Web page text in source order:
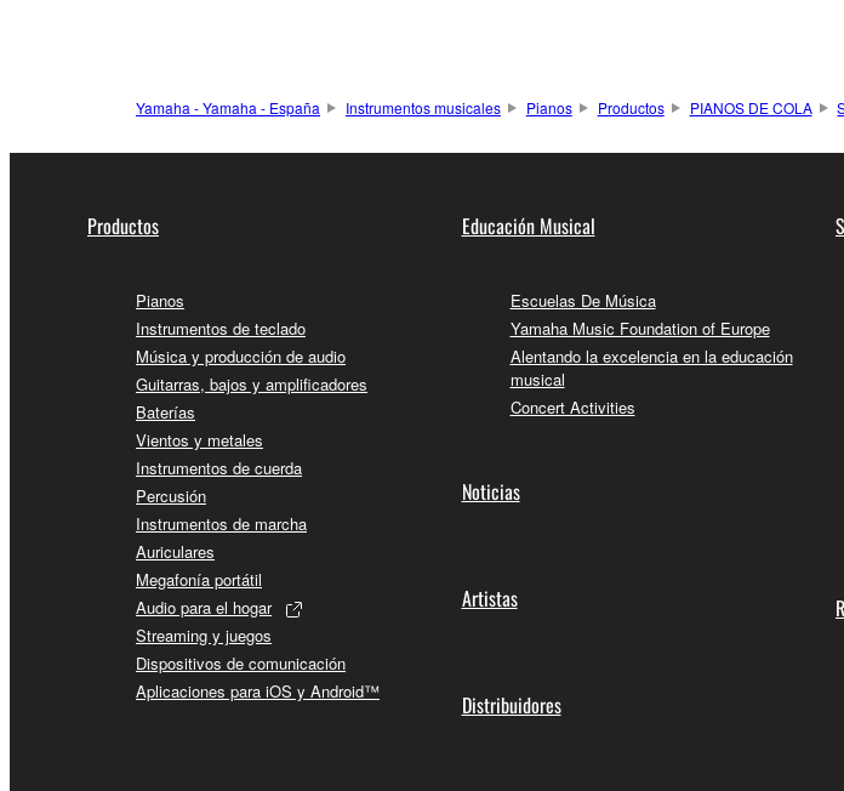
Yamaha - Yamaha - España Instrumentos musicales Pianos Productos PIANOS DE COLA
Productos
Pianos
Instrumentos de teclado
Música y producción de audio
Guitarras, bajos y amplificadores
Baterías
Vientos y metales
Instrumentos de cuerda
Percusión
Instrumentos de marcha
Auriculares
Megafonía portátil
Audio para el hogar
Streaming y juegos
Dispositivos de comunicación
Aplicaciones para iOS y Android™
Educación Musical
Escuelas De Música
Yamaha Music Foundation of Europe
Alentando la excelencia en la educación
musical
Concert Activities
Noticias
Artistas
Distribuidores